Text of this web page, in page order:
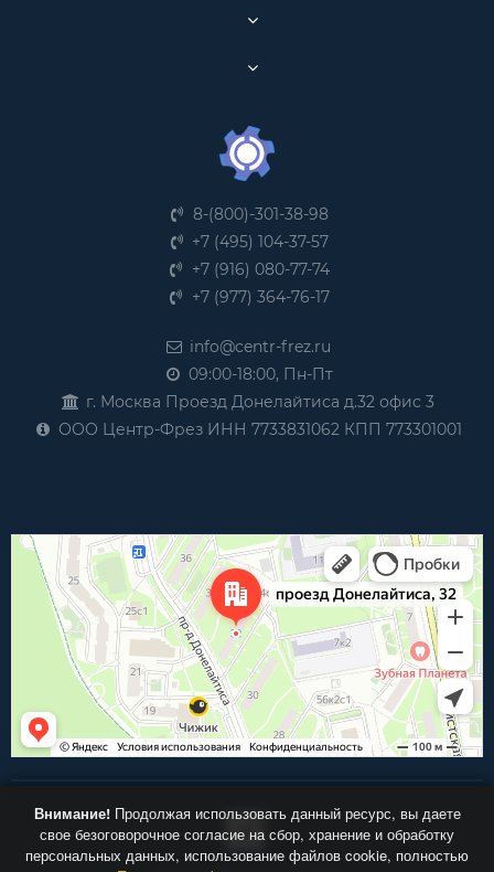
8-(800)-301-38-98
+7 (495) 104-37-57
+7 (916) 080-77-74
+7 (977) 364-76-17
info@centr-frez.ru
09:00-18:00, Пн-Пт
г. Москва Проезд Донелайтиса д.32 офис 3
ООО Центр-Фрез ИНН 7733831062 КПП 773301001
Внимание!Продолжая использовать данный ресурс, вы даете
свое безоговорочное согласие на сбор, хранение и обработку
персональных данных, использование файлов cookie, полностью